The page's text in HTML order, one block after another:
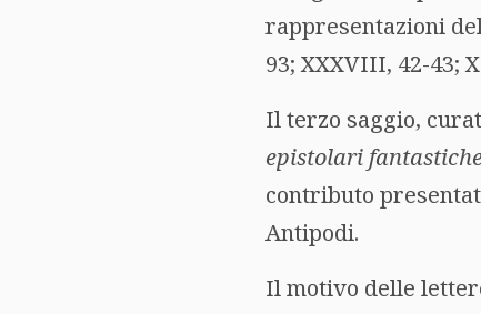
rappresentazioni
93; XXXVIII, 42-43;
Il terzo saggio,
epistolari
contributo
Antipodi.
Il motivo delle